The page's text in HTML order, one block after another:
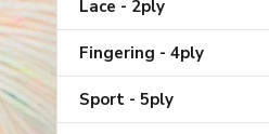
Lace - 2ply
Fingering - 4ply
Sport - 5ply